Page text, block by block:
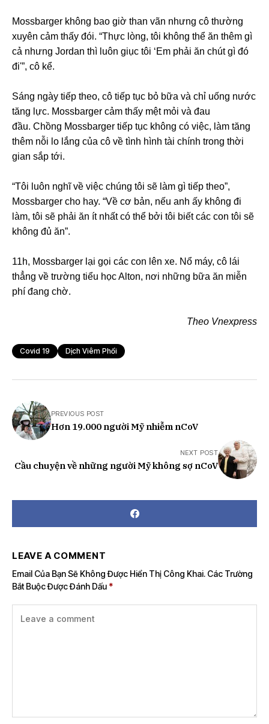
Mossbarger không bao giờ than vãn nhưng cô thường
xuyên cảm thấy đói. “Thực lòng, tôi không thể ăn thêm gì
cả nhưng Jordan thì luôn giục tôi ‘Em phải ăn chút gì đó
đi'”, cô kể.
Sáng ngày tiếp theo, cô tiếp tục bỏ bữa và chỉ uống nước
tăng lực. Mossbarger cảm thấy mệt mỏi và đau
đầu. Chồng Mossbarger tiếp tục không có việc, làm tăng
thêm nỗi lo lắng của cô về tình hình tài chính trong thời
gian sắp tới.
“Tôi luôn nghĩ về việc chúng tôi sẽ làm gì tiếp theo”,
Mossbarger cho hay. “Về cơ bản, nếu anh ấy không đi
làm, tôi sẽ phải ăn ít nhất có thể bởi tôi biết các con tôi sẽ
không đủ ăn”.
11h, Mossbarger lại gọi các con lên xe. Nổ máy, cô lái
thẳng về trường tiểu học Alton, nơi những bữa ăn miễn
phí đang chờ.
Theo Vnexpress
Covid 19 Dịch Viêm Phổi
PREVIOUS POST
Hơn 19.000 người Mỹ nhiễm nCoV
NEXT POST
Cầu chuyện về những người Mỹ không sợ nCoV
LEAVE A COMMENT
Email Của Bạn Sẽ Không Được Hiển Thị Công Khai. Các Trường
Bắt Buộc Được Đánh Dấu *